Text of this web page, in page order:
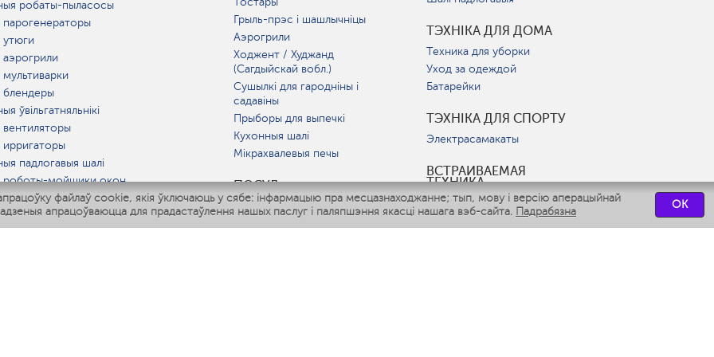
файлаў cookie, якія ўключаюць у сябе: інфармацыю пра месцазнаходжанне; тып, мову і версію аперацыйнай
апрацоўваюцца для прадастаўлення нашых паслуг і паляпшэння якасці нашага вэб-сайта. Падрабязна
OK
робаты-пыласосы
ўвільгатняльнікі
падлогавыя шалі
роботы-мойщики окон
мультиварки
IQ Home
Грыль-прэс і шашлычніцы
Аэрогрили
Ходжент / Худжанд
(Сагдыйскай вобл.)
Сушылкі для гародніны і
садавіны
Прыборы для выпечкі
Кухонныя шалі
Мікрахвалевыя печы
ПОСУД
ТЭХНІКА ДЛЯ ДОМА
Техника для уборки
Уход за одеждой
Батарейки
ТЭХНІКА ДЛЯ СПОРТУ
Электрасамакаты
ВСТРАИВАЕМАЯ
ТЕХНИКА
Вытяжки
Варочные панели